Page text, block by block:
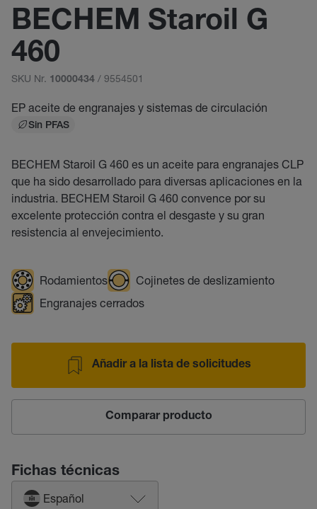
BECHEM Staroil G
460
SKU Nr. 10000434 / 9554501
EP aceite de engranajes y sistemas de circulación
Sin PFAS
BECHEM Staroil G 460 es un aceite para engranajes CLP
que ha sido desarrollado para diversas aplicaciones en la
industria. BECHEM Staroil G 460 convence por su
excelente protección contra el desgaste y su gran
resistencia al envejecimiento.
Rodamientos
Cojinetes de deslizamiento
Engranajes cerrados
Añadir a la lista de solicitudes
Comparar producto
Fichas técnicas
Español